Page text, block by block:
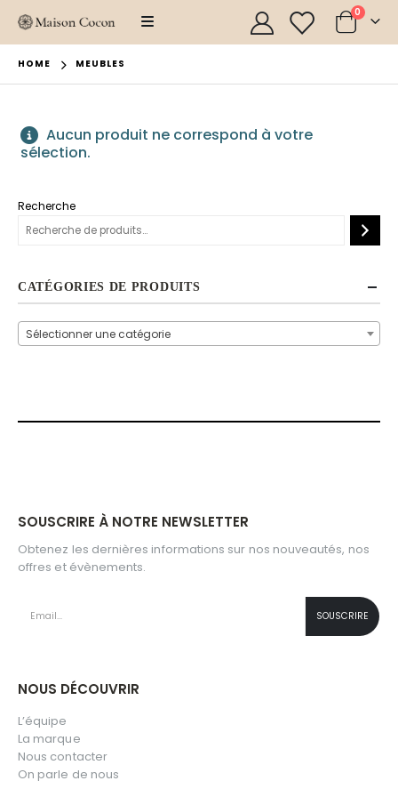
0
HOME MEUBLES
Aucun produit ne correspond à votre
sélection.
Recherche
CATÉGORIES DE PRODUITS
Sélectionner une catégorie
SOUSCRIRE À NOTRE NEWSLETTER
Obtenez les dernières informations sur nos nouveautés, nos
offres et évènements.
NOUS DÉCOUVRIR
L’équipe
La marque
Nous contacter
On parle de nous